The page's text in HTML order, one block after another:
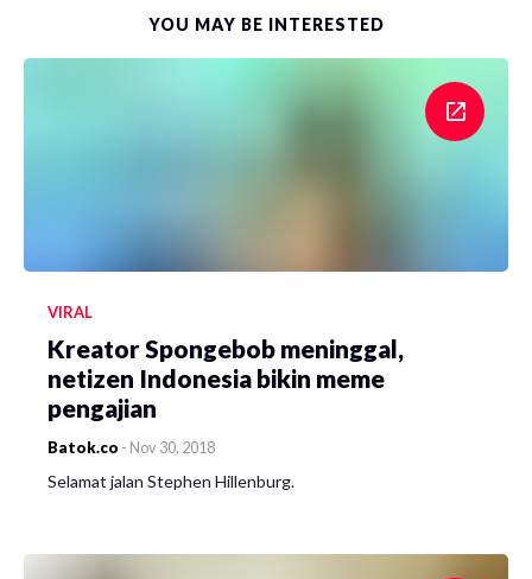
YOU MAY BE INTERESTED
VIRAL
Kreator Spongebob meninggal,
netizen Indonesia bikin meme
pengajian
Batok.co - Nov 30, 2018
Selamat jalan Stephen Hillenburg.